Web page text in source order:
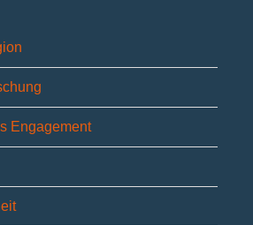
Engagement